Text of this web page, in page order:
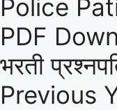
Police
PDF
भरती
Previous